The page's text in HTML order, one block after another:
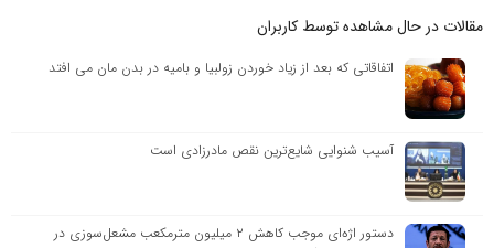
مقالات در حال مشاهده توسط کاربران
اتفاقاتی که بعد از زیاد خوردن زولبیا و بامیه در بدن مان می افتد
آسیب شنوایی شایع‌ترین نقص مادرزادی است
دستور اژه‌ای موجب کاهش ۲ میلیون مترمکعب مشعل‌سوزی در